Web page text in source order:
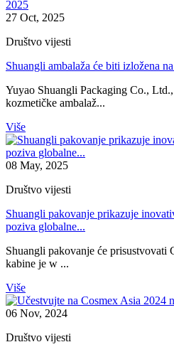
27 Oct, 2025
Društvo vijesti
Shuangli ambalaža će biti izložena
Yuyao Shuangli Packaging Co.,
kozmetičke ambalaž...
Više
08 May, 2025
Društvo vijesti
Shuangli pakovanje prikazuje
poziva globalne...
Shuangli pakovanje će prisustvovati
kabine je w ...
Više
06 Nov, 2024
Društvo vijesti